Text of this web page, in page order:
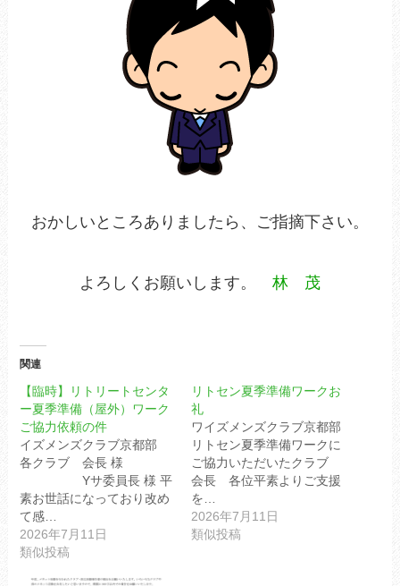
おかしいところありましたら、ご指摘下さい。
よろしくお願いします。 林 茂
関連
【臨時】リトリートセンタ
ー夏季準備（屋外）ワーク
ご協力依頼の件
イズメンズクラブ京都部
各クラブ 会長 様
Yサ委員長 様 平
素お世話になっており改め
て感…
2026年7月11日
類似投稿
リトセン夏季準備ワークお
礼
ワイズメンズクラブ京都部
リトセン夏季準備ワークに
ご協力いただいたクラブ
会長 各位平素よりご支援
を…
2026年7月11日
類似投稿